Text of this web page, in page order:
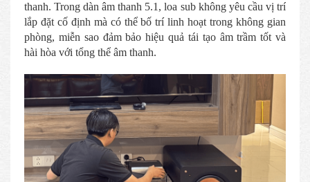
thanh. Trong dàn âm thanh 5.1, loa sub không yêu cầu vị trí
lắp đặt cố định mà có thể bố trí linh hoạt trong không gian
phòng, miễn sao đảm bảo hiệu quả tái tạo âm trầm tốt và
hài hòa với tổng thể âm thanh.